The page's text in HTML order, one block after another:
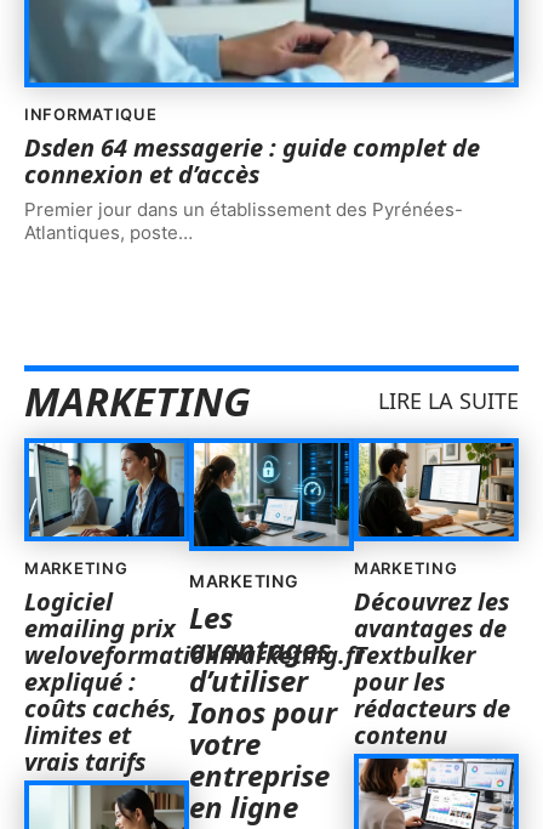
INFORMATIQUE
Dsden 64 messagerie : guide complet de
connexion et d’accès
Premier jour dans un établissement des Pyrénées-
Atlantiques, poste…
MARKETING LIRE LA SUITE
MARKETING
Logiciel
emailing prix
weloveformationmarketing.fr
expliqué :
coûts cachés,
limites et
vrais tarifs
MARKETING
Les
avantages
d’utiliser
Ionos pour
votre
entreprise
en ligne
MARKETING
Découvrez les
avantages de
Textbulker
pour les
rédacteurs de
contenu